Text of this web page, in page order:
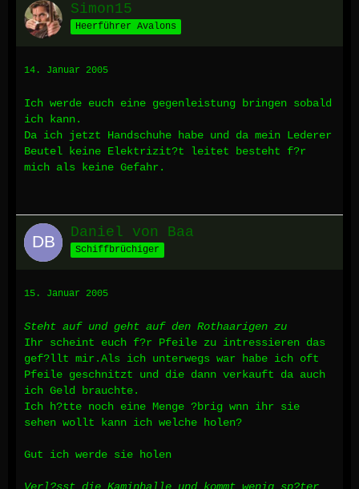
Simon15
Heerführer Avalons
14. Januar 2005
Ich werde euch eine gegenleistung bringen sobald
ich kann.
Da ich jetzt Handschuhe habe und da mein Lederer
Beutel keine Elektrizit?t leitet besteht f?r
mich als keine Gefahr.
Daniel von Baa
Schiffbrüchiger
15. Januar 2005
Steht auf und geht auf den Rothaarigen zu
Ihr scheint euch f?r Pfeile zu intressieren das
gef?llt mir.Als ich unterwegs war habe ich oft
Pfeile geschnitzt und die dann verkauft da auch
ich Geld brauchte.
Ich h?tte noch eine Menge ?brig wnn ihr sie
sehen wollt kann ich welche holen?
Gut ich werde sie holen